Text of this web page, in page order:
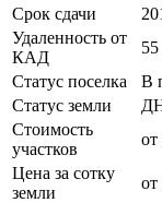
Срок сдачи
Удаленность от
КАД
Статус поселка
В
Статус земли
Стоимость
участков
от
Цена за сотку
земли
от